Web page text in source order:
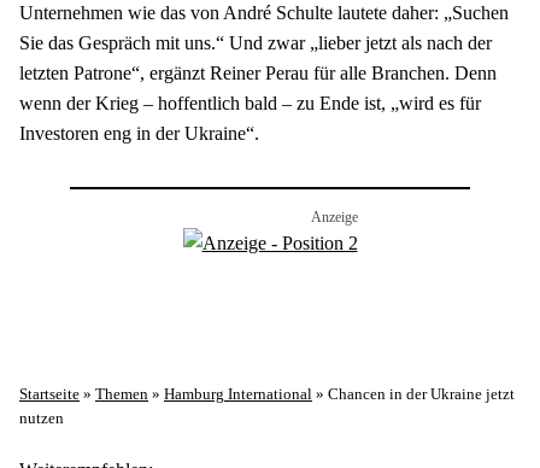
Unternehmen wie das von André Schulte lautete daher: „Suchen
Sie das Gespräch mit uns.“ Und zwar „lieber jetzt als nach der
letzten Patrone“, ergänzt Reiner Perau für alle Branchen. Denn
wenn der Krieg – hoffentlich bald – zu Ende ist, „wird es für
Investoren eng in der Ukraine“.
Startseite » Themen » Hamburg International » Chancen in der Ukraine jetzt
nutzen